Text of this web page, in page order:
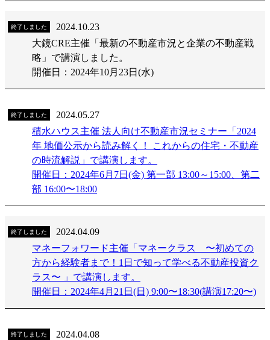
終了しました
2024.10.23
大鏡CRE主催「最新の不動産市況と企業の不動産戦
略」で講演しました。
開催日：2024年10月23日(水)
終了しました
2024.05.27
積水ハウス主催 法人向け不動産市況セミナー「2024
年 地価公示から読み解く！ これからの住宅・不動産
の時流解説」で講演します。
開催日：2024年6月7日(金) 第一部 13:00～15:00、第二
部 16:00〜18:00
終了しました
2024.04.09
マネーフォワード主催「マネークラス 〜初めての
方から経験者まで！1日で知って学べる不動産投資ク
ラス〜 」で講演します。
開催日：2024年4月21日(日) 9:00〜18:30(講演17:20〜)
終了しました
2024.04.08